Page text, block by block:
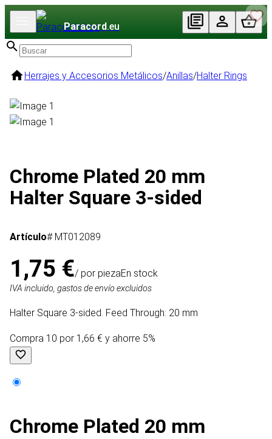
Paracord.eu
Herrajes y Accesorios Metálicos/Anillas/Halter Rings
Chrome Plated 20 mm
Halter Square 3-sided
Artículo# MT012089
1,75 €/ por piezaEn stock
IVA incluido, gastos de envío excluidos
Halter Square 3-sided. Feed Through: 20 mm
Compra 10 por 1,66 € y ahorre 5%
Chrome Plated 20 mm